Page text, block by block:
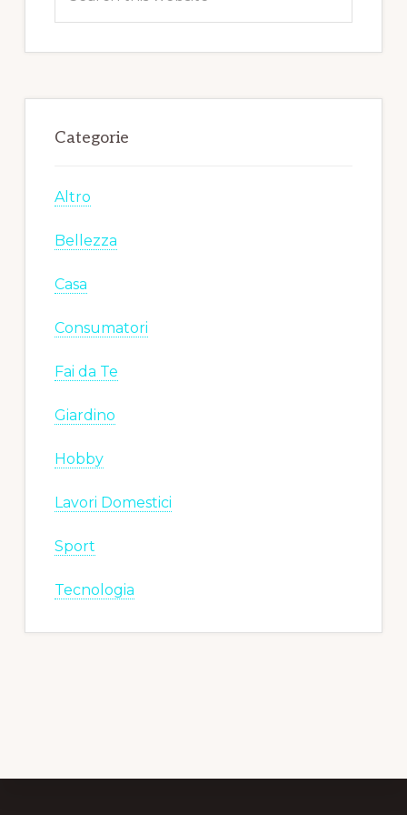
this
Categorie
Altro
Bellezza
Casa
Consumatori
Fai da Te
Giardino
Hobby
Lavori Domestici
Sport
Tecnologia